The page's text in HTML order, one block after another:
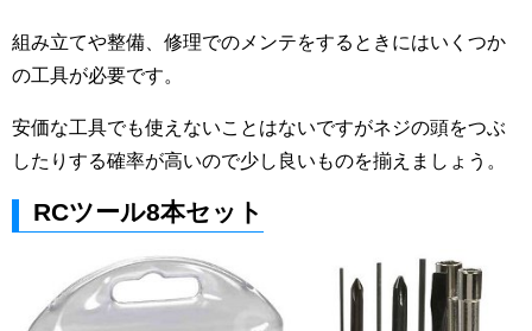
組み立てや整備、修理でのメンテをするときにはいくつか
の工具が必要です。
安価な工具でも使えないことはないですがネジの頭をつぶ
したりする確率が高いので少し良いものを揃えましょう。
RCツール8本セット